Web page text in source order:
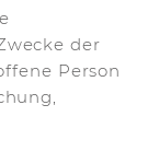
der
Person